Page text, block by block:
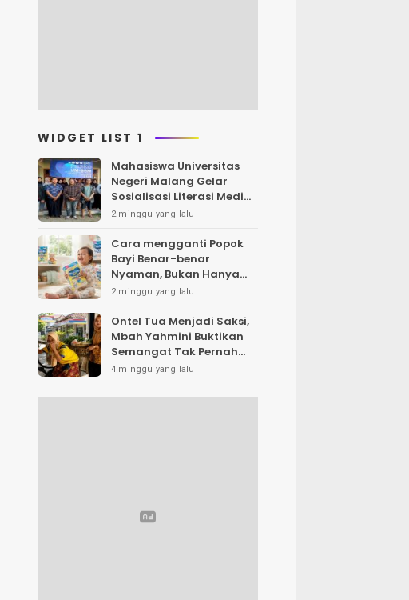
WIDGET LIST 1
Mahasiswa Universitas
Negeri Malang Gelar
Sosialisasi Literasi Media,
Bahas Resiko Hukum
ITE
2 minggu yang lalu
Cara mengganti Popok
Bayi Benar-benar
Nyaman, Bukan Hanya
Klaim di Kemasan
2 minggu yang lalu
Ontel Tua Menjadi Saksi,
Mbah Yahmini Buktikan
Semangat Tak Pernah
Menua
4 minggu yang lalu